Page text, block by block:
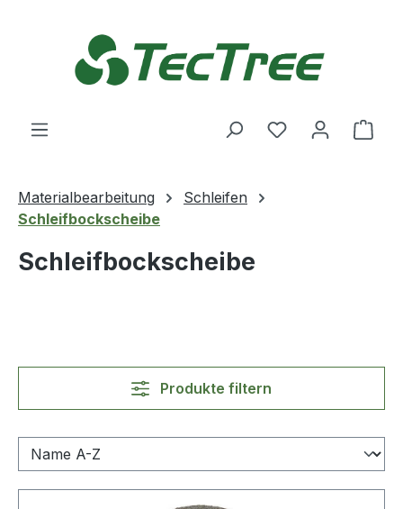
Du hast 0
Materialbearbeitung
Schleifen
Schleifbockscheibe
Schleifbockscheibe
Produkte filtern